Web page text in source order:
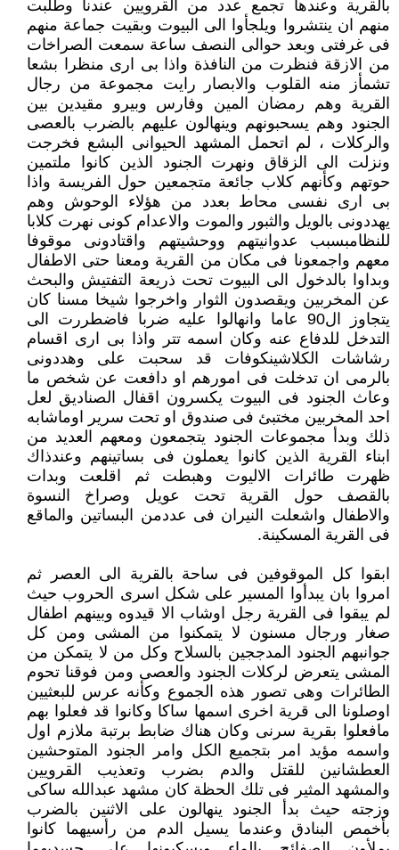
بالقرية وعندها تجمع عدد من القرويين عندنا وطلبت
منهم ان ينتشروا ويلجأوا الى البيوت وبقيت جماعة منهم
فى غرفتى وبعد حوالى النصف ساعة سمعت الصراخات
من الازقة فنظرت من النافذة واذا بى ارى منظرا بشعا
تشمأز منه القلوب والابصار رايت مجموعة من رجال
القرية وهم رمضان المين وفارس وبيرو مقيدين بين
الجنود وهم يسحبونهم وينهالون عليهم بالضرب بالعصى
والركلات ، لم اتحمل المشهد الحيوانى البشع فخرجت
ونزلت الى الزقاق ونهرت الجنود الذين كانوا ملتمين
حوتهم وكأنهم كلاب جائعة متجمعين حول الفريسة واذا
بى ارى نفسى محاط بعدد من هؤلاء الوحوش وهم
يهددونى بالويل والثبور والموت والاعدام كونى نهرت كلابا
للنظامبسبب عدوانيتهم ووحشيتهم واقتادونى موقوفا
معهم واجمعونا فى مكان من القرية ومعنا حتى الاطفال
وبداوا بالدخول الى البيوت تحت ذريعة التفتيش والبحث
عن المخربين ويقصدون الثوار واخرجوا شيخا مسنا كان
يتجاوز ال90 عاما وانهالوا عليه ضربا فاضطررت الى
التدخل للدفاع عنه وكان اسمه تتر واذا بى ارى اقسام
رشاشات الكلاشينكوفات قد سحبت على وهددونى
بالرمى ان تدخلت فى امورهم او دافعت عن شخص ما
وعاث الجنود فى البيوت يكسرون اقفال الصناديق لعل
احد المخربين مختبئ فى صندوق او تحت سرير اوماشابه
ذلك وبدأ مجموعات الجنود يتجمعون ومعهم العديد من
ابناء القرية الذين كانوا يعملون فى بساتينهم وعندذاك
ظهرت طائرات الاليوت وهبطت ثم اقلعت وبدات
بالقصف حول القرية تحت عويل وصراخ النسوة
والاطفال واشعلت النيران فى عددمن البساتين والماقع
فى القرية المسكينة.
ابقوا كل الموقوفين فى ساحة بالقرية الى العصر ثم
امروا بان يبدأوا المسير على شكل اسرى الحروب حيث
لم يبقوا فى القرية رجل اوشاب الا قيدوه وبينهم اطفال
صغار ورجال مسنون لا يتمكنوا من المشى ومن كل
جوانبهم الجنود المدججين بالسلاح وكل من لا يتمكن من
المشى يتعرض لركلات الجنود والعصى ومن فوقنا تحوم
الطائرات وهى تصور هذه الجموع وكأنه عرس للبعثيين
اوصلونا الى قرية اخرى اسمها ساكا وكانوا قد فعلوا بهم
مافعلوا بقرية سرنى وكان هناك ضابط برتبة ملازم اول
واسمه مؤيد امر بتجميع الكل وامر الجنود المتوحشين
العطشانين للقتل والدم بضرب وتعذيب القرويين
والمشهد المثير فى تلك الحظة كان مشهد عبدالله ساكى
وزجته حيث بدأ الجنود ينهالون على الاثنين بالضرب
بأخمص البنادق وعندما يسيل الدم من رأسيهما كانوا